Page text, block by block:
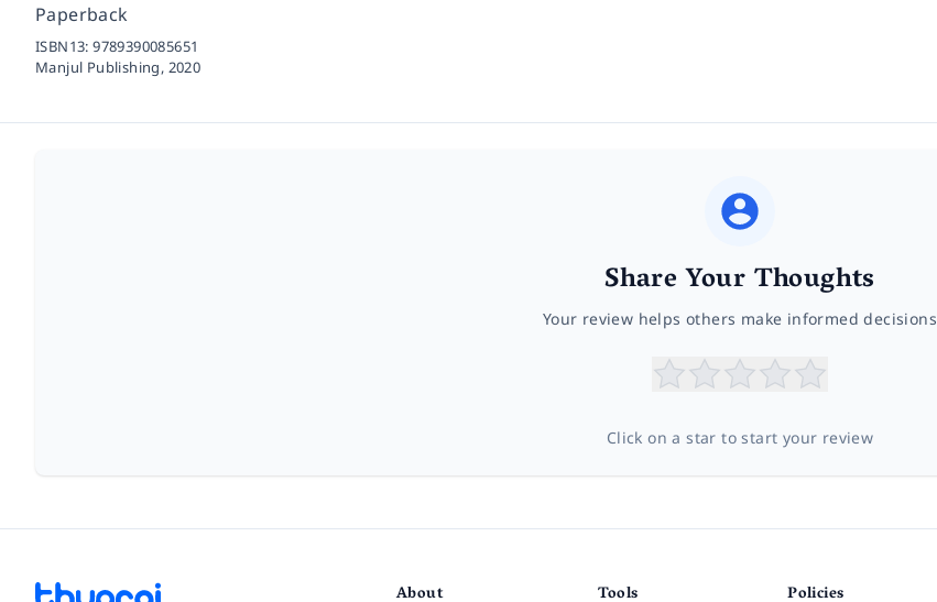
Paperback
ISBN13:9789390085651
Manjul Publishing, 2020
Share Your Thoughts
Your review helps others make informed decisions
Click on a star to start your review
About Tools Policies